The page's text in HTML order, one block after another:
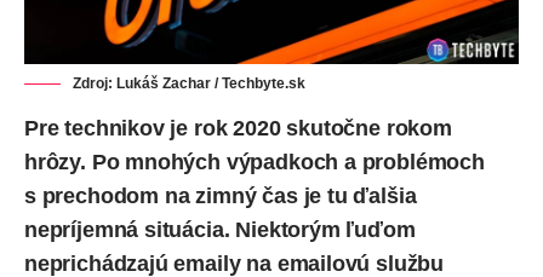
Zdroj: Lukáš Zachar / Techbyte.sk
Pre technikov je rok 2020 skutočne rokom
hrôzy. Po mnohých výpadkoch a problémoch
s prechodom na zimný časje tu ďalšia
nepríjemná situácia. Niektorým ľuďom
neprichádzajú emaily na emailovú službu